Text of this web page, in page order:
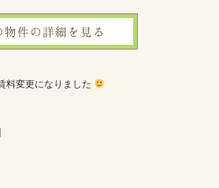
物件の詳細を見る
料変更になりました